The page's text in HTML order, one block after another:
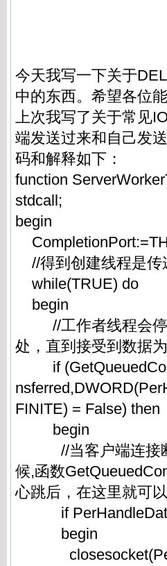
今天我写一下关于
中的东西。希望各位
上次我写了关于常见
端发送过来和自己发
码和解释如下：
function
stdcall;
begin
//得到创建线程是传
while(TRUE) do
begin
//工作者线程会停
处，直到接受到数据
if
FINITE) = False) then
begin
//当客户端连接断
候,函数
心跳后，在这里就可
if
begin